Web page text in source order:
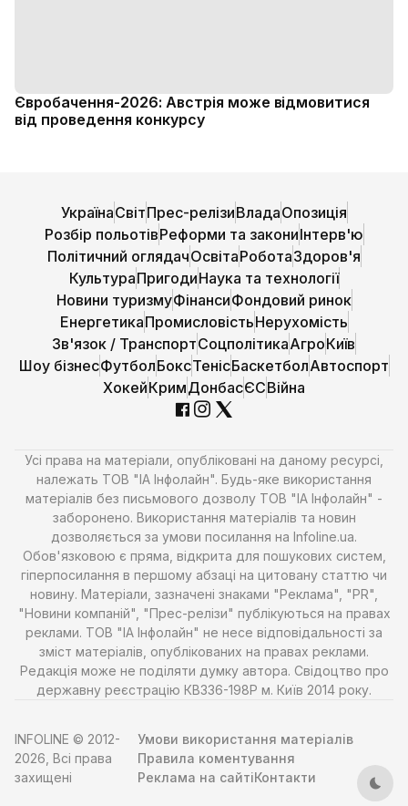
Євробачення-2026: Австрія може відмовитися
від проведення конкурсу
УкраїнаСвітПрес-релізиВладаОпозиція
Розбір польотівРеформи та закониІнтерв'ю
Політичний оглядачОсвітаРоботаЗдоров'я
КультураПригодиНаука та технології
Новини туризмуФінансиФондовий ринок
ЕнергетикаПромисловістьНерухомість
Зв'язок / ТранспортСоцполітикаАгроКиїв
Шоу бізнесФутболБоксТенісБаскетболАвтоспорт
ХокейКримДонбасЄСВійна
Усі права на матеріали, опубліковані на даному ресурсі,
належать ТОВ "ІА Інфолайн". Будь-яке використання
матеріалів без письмового дозволу ТОВ "ІА Інфолайн" -
заборонено. Використання матеріалів та новин
дозволяється за умови посилання на Infoline.ua.
Обов'язковою є пряма, відкрита для пошукових систем,
гіперпосилання в першому абзаці на цитовану статтю чи
новину. Матеріали, зазначені знаками "Реклама", "PR",
"Новини компаній", "Прес-релізи" публікуються на правах
реклами. ТОВ "ІА Інфолайн" не несе відповідальності за
зміст матеріалів, опублікованих на правах реклами.
Редакція може не поділяти думку автора. Свідоцтво про
державну реєстрацію КВ336-198Р м. Київ 2014 року.
INFOLINE © 2012-
2026, Всі права
захищені
Умови використання матеріалів
Правила коментування
Реклама на сайтіКонтакти